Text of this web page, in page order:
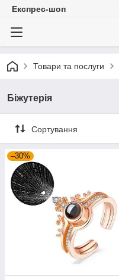
Експрес-шоп
Товари та послуги
Біжутерія
Сортування
–30%